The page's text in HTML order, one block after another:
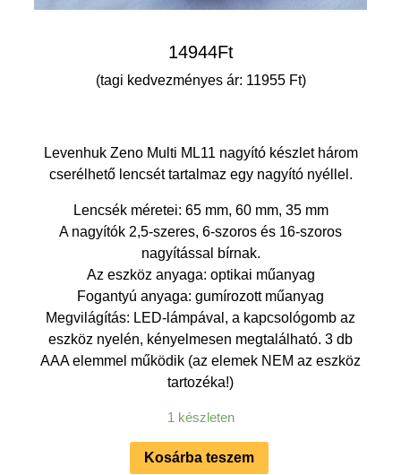
14944Ft
(tagi kedvezményes ár: 11955 Ft)
Levenhuk Zeno Multi ML11 nagyító készlet három
cserélhető lencsét tartalmaz egy nagyító nyéllel.
Lencsék méretei: 65 mm, 60 mm, 35 mm
A nagyítók 2,5-szeres, 6-szoros és 16-szoros
nagyítással bírnak.
Az eszköz anyaga: optikai műanyag
Fogantyú anyaga: gumírozott műanyag
Megvilágítás: LED-lámpával, a kapcsológomb az
eszköz nyelén, kényelmesen megtalálható. 3 db
AAA elemmel működik (az elemek NEM az eszköz
tartozéka!)
1 készleten
Kosárba teszem